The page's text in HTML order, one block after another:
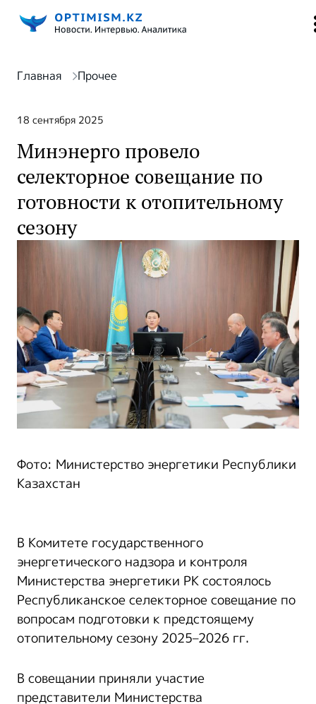
Главная Прочее
18 сентября 2025
Минэнерго провело
селекторное совещание по
готовности к отопительному
сезону
Фото: Министерство энергетики Республики
Казахстан
В Комитете государственного
энергетического надзора и контроля
Министерства энергетики РК состоялось
Республиканское селекторное совещание по
вопросам подготовки к предстоящему
отопительному сезону 2025–2026 гг.
В совещании приняли участие
представители Министерства